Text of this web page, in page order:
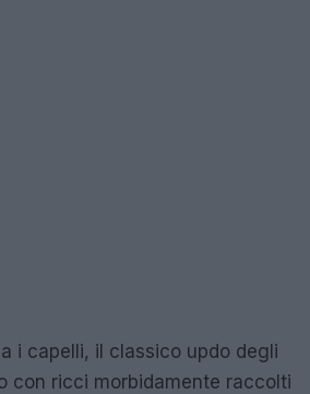
i capelli, il classico updo degli
con ricci morbidamente raccolti